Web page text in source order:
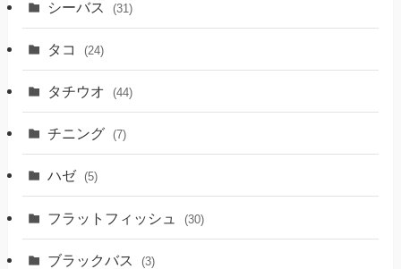
シーバス (31)
タコ (24)
タチウオ (44)
チニング (7)
ハゼ (5)
フラットフィッシュ (30)
ブラックバス (3)